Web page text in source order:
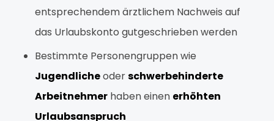
entsprechendem ärztlichem Nachweis auf
das Urlaubskonto gutgeschrieben werden
Bestimmte Personengruppen wie
Jugendlicheoderschwerbehinderte
Arbeitnehmerhaben einen erhöhten
Urlaubsanspruch